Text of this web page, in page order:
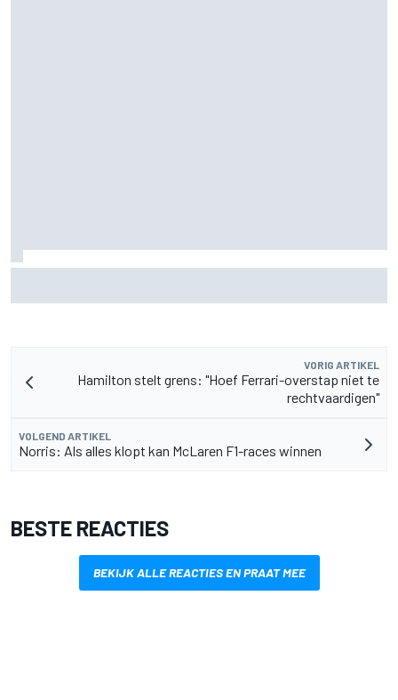
VORIG ARTIKEL
Hamilton stelt grens: "Hoef Ferrari-overstap niet te
rechtvaardigen"
VOLGEND ARTIKEL
Norris: Als alles klopt kan McLaren F1-races winnen
BESTE REACTIES
BEKIJK ALLE REACTIES EN PRAAT MEE